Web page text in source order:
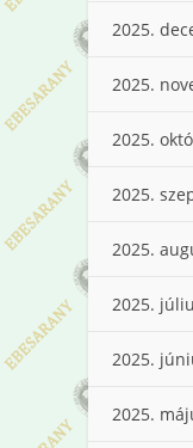
2025.
2025.
2025.
2025.
2025.
2025.
2025.
2025.